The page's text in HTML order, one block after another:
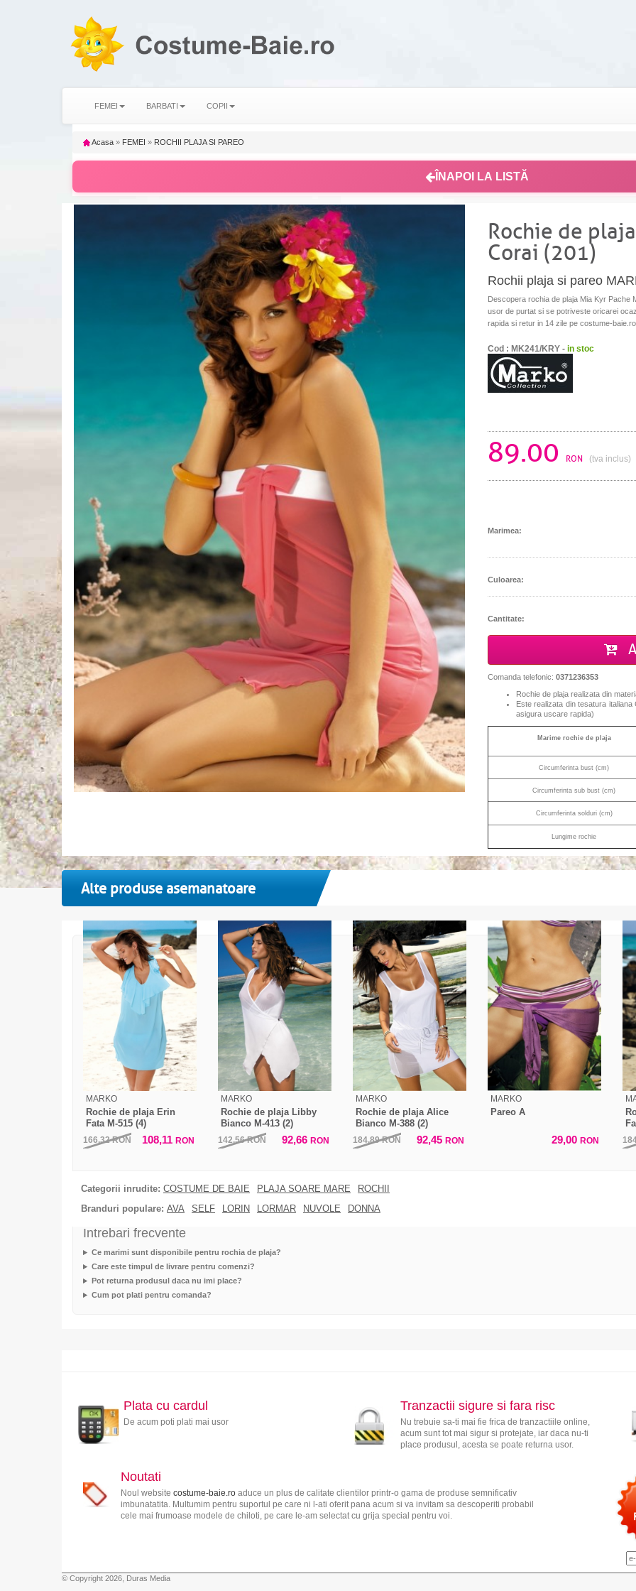
FEMEI BARBATI COPII
Acasa » FEMEI » ROCHII PLAJA SI PAREO
ÎNAPOI LA LISTĂ
Rochie de
Corai (201)
Rochii plaja si pareo
Descopera rochia de plaja Mia Kyr Pache
usor de purtat si se potriveste oricarei
rapida si retur in 14 zile pe costume-
Cod : MK241/KRY - in stoc
89.00 RON (tva inclus)
Marimea:
Culoarea:
Cantitate:
Comanda telefonic: 0371236353
Rochie de plaja realizata din
Este realizata din tesatura italiana
asigura uscare rapida)
Marime rochie de plaja
Circumferinta bust (cm)
Circumferinta sub bust (cm)
Circumferinta solduri (cm)
Lungime rochie
Alte produse asemanatoare
MARKO
Rochie de plaja Erin
Fata M-515 (4)
166,32RON 108,11 RON
MARKO
Rochie de plaja Libby
Bianco M-413 (2)
142,56RON 92,66 RON
MARKO
Rochie de plaja Alice
Bianco M-388 (2)
184,89RON 92,45 RON
MARKO
Pareo A
29,00 RON
Categorii inrudite: COSTUME DE BAIE PLAJA SOARE MARE
ROCHII
Branduri populare: AVA SELF LORIN LORMAR NUVOLE DONNA
Intrebari frecvente
Ce marimi sunt disponibile pentru rochia de plaja?
Care este timpul de livrare pentru comenzi?
Pot returna produsul daca nu imi place?
Cum pot plati pentru comanda?
Plata cu cardul
De acum poti plati mai usor
Tranzactii sigure si fara risc
Nu trebuie sa-ti mai fie frica de tranzactiile online,
acum sunt tot mai sigur si protejate, iar daca nu-ti
place produsul, acesta se poate returna usor.
Noutati
Noul website costume-baie.roaduce un plus de calitate clientilor printr-o gama de produse semnificativ
imbunatatita. Multumim pentru suportul pe care ni l-ati oferit pana acum si va invitam sa descoperiti probabil
cele mai frumoase modele de chiloti, pe care le-am selectat cu grija special pentru voi.
© Copyright 2026, Duras Media